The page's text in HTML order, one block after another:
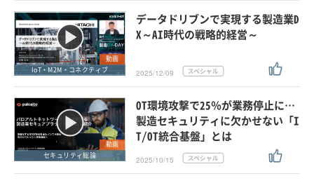
動画
IoT・M2M・コネクティブ
データドリブンで実現する製造業D
X～AI時代の戦略的経営～
2025/12/09
動画
セキュリティ総論
OT環境攻撃で25％が業務停止に…
製造セキュリティに欠かせない「I
T/OT統合基盤」とは
2025/10/15